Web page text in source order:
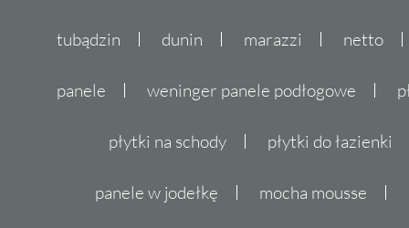
tubądzin dunin marazzi netto
panele weninger panele podłogowe
płytki na schody płytki do łazienki
panele w jodełkę mocha mousse